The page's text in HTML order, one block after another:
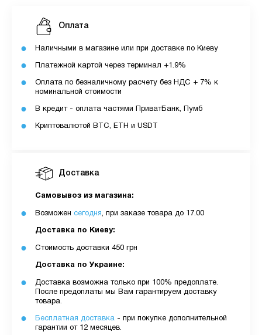
застосунку ПУМБ.
Максимальна сума розстрочки дорівнює
вашому доступному ліміту в додатку.
чи прихованих платежів.
Доставка
Самовывоз из магазина:
Возможен сегодня, при заказе товара до 17.00
Доставка по Киеву:
Стоимость доставки 450 грн
Доставка по Украине:
Доставка возможна только при 100% предоплате.
После предоплаты мы Вам гарантируем доставку
товара.
Бесплатная доставка - при покупке дополнительной
гарантии от 12 месяцев.
Оплата
Наличными в магазине или при доставке по Киеву
Платежной картой через терминал +1.9%
Оплата по безналичному расчету без НДС + 7% к
номинальной стоимости
В кредит - оплата частями ПриватБанк, Пумб
Криптовалютой BTC, ETH и USDT